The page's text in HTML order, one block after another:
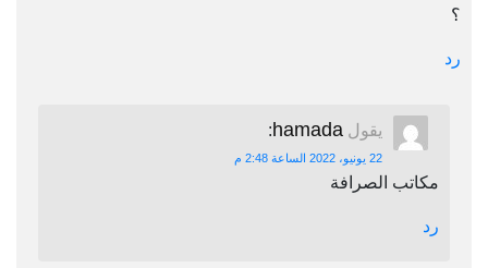
؟
رد
يقول hamada
:
22 يونيو، 2022 الساعة 2:48 م
مكاتب الصرافة
رد